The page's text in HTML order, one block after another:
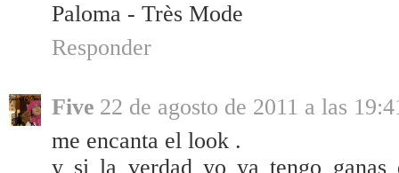
Paloma - Très Mode
Responder
Five 22 de agosto de 2011 a las
me encanta el look .
y si la verdad yo ya tengo ganas